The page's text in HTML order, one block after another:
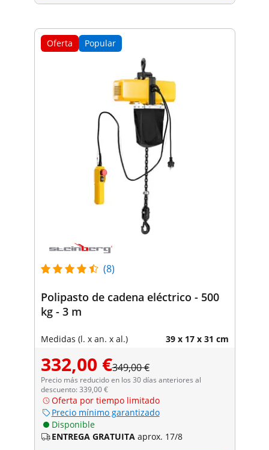
Oferta Popular
(8)
Polipasto de cadena eléctrico - 500
kg - 3 m
Medidas (l. x an. x al.) 39 x 17 x 31 cm
332,00 €349,00 €
Precio más reducido en los 30 días anteriores al
descuento: 339,00 €
Oferta por tiempo limitado
Precio mínimo garantizado
Disponible
ENTREGA GRATUITA aprox. 17/8